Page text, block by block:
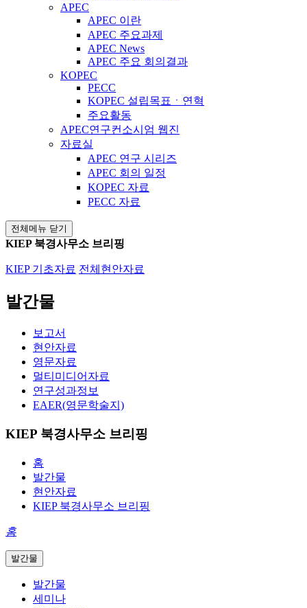
APEC
APEC 이란
APEC 주요과제
APEC News
APEC 주요 회의결과
KOPEC
PECC
KOPEC 설립목표ㆍ연혁
주요활동
APEC연구컨소시엄 웹진
자료실
APEC 연구 시리즈
APEC 회의 일정
KOPEC 자료
PECC 자료
전체메뉴 닫기
KIEP 북경사무소 브리핑
KIEP 기초자료 전체현안자료
발간물
보고서
현안자료
영문자료
멀티미디어자료
연구성과정보
EAER(영문학술지)
KIEP 북경사무소 브리핑
홈
발간물
현안자료
KIEP 북경사무소 브리핑
홈
발간물
발간물
세미나